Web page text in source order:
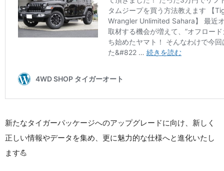
新たなタイガーパッケージへのアップグレードに向け、新しく
正しい情報やデータを集め、更に魅力的な仕様へと進化いたし
ます💪